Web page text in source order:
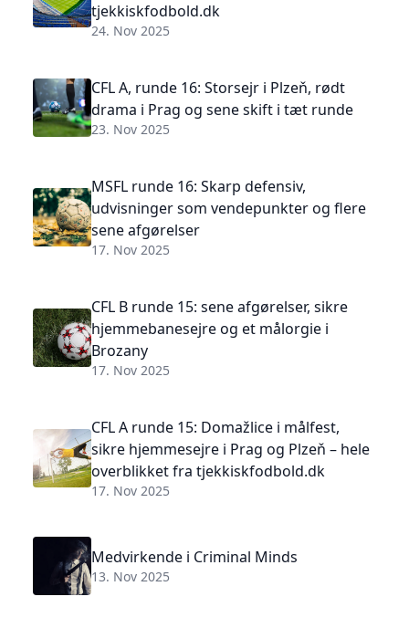
tjekkiskfodbold.dk
24. Nov 2025
CFL A, runde 16: Storsejr i Plzeň, rødt
drama i Prag og sene skift i tæt runde
23. Nov 2025
MSFL runde 16: Skarp defensiv,
udvisninger som vendepunkter og flere
sene afgørelser
17. Nov 2025
CFL B runde 15: sene afgørelser, sikre
hjemmebanesejre og et målorgie i
Brozany
17. Nov 2025
CFL A runde 15: Domažlice i målfest,
sikre hjemmesejre i Prag og Plzeň – hele
overblikket fra tjekkiskfodbold.dk
17. Nov 2025
Medvirkende i Criminal Minds
13. Nov 2025